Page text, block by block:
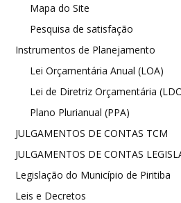
Mapa do Site
Pesquisa de satisfação
Instrumentos de Planejamento
Lei Orçamentária Anual (LOA)
Lei de Diretriz Orçamentária
Plano Plurianual (PPA)
JULGAMENTOS DE CONTAS TCM
JULGAMENTOS DE CONTAS
Legislação do Município de Piritiba
Leis e Decretos